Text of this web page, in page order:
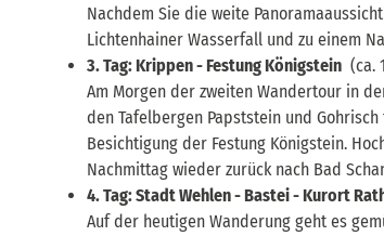
Nachdem Sie die weite
Lichtenhainer Wasserfall und zu einem
3. Tag: Krippen - Festung Königstein (ca.
Am Morgen der zweiten Wandertour in
den Tafelbergen Papststein und
Besichtigung der Festung Königstein.
Nachmittag wieder zurück nach Bad
4. Tag: Stadt Wehlen - Bastei - Kurort
Auf der heutigen Wanderung geht es